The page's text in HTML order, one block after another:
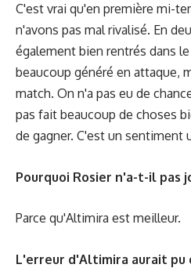
C'est vrai qu'en première mi-
n'avons pas mal rivalisé. En
également bien rentrés dans
beaucoup généré en attaque,
match. On n'a pas eu de
pas fait beaucoup de choses
de gagner. C'est un sentiment
Pourquoi Rosier n'a-t-il pas
Parce qu'Altimira est meilleur.
L'erreur d'Altimira aurait pu